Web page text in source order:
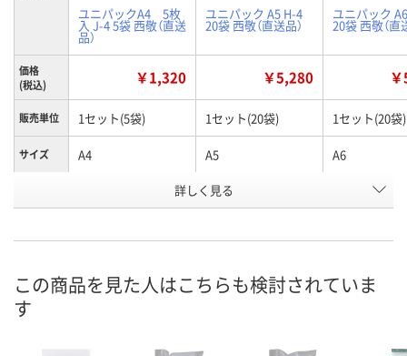
ユニパックA4 5枚
入 J-4 5袋 西敬（直送
品）
ユニパック A5 H-4
20袋 西敬（直送品）
ユニパック
20袋 西敬（直
価格
(税込)
￥1,320 ￥5,280
販売単位 1セット(5袋) 1セット(20袋) 1セット(20袋)
サイズ A4 A5 A6
P393585 P393583
詳しく見る
この商品を見た人はこちらも検討されていま
す